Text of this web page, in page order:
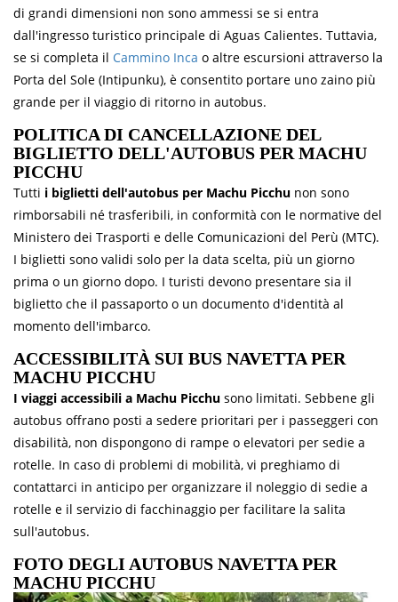
di grandi dimensioni non sono ammessi se si entra
dall'ingresso turistico principale di Aguas Calientes. Tuttavia,
se si completa il Cammino Inca o altre escursioni attraverso la
Porta del Sole (Intipunku), è consentito portare uno zaino più
grande per il viaggio di ritorno in autobus.
POLITICA DI CANCELLAZIONE DEL
BIGLIETTO DELL'AUTOBUS PER MACHU
PICCHU
Tutti i biglietti dell'autobus per Machu Picchu non sono
rimborsabili né trasferibili, in conformità con le normative del
Ministero dei Trasporti e delle Comunicazioni del Perù (MTC).
I biglietti sono validi solo per la data scelta, più un giorno
prima o un giorno dopo. I turisti devono presentare sia il
biglietto che il passaporto o un documento d'identità al
momento dell'imbarco.
ACCESSIBILITÀ SUI BUS NAVETTA PER
MACHU PICCHU
I viaggi accessibili a Machu Picchu sono limitati. Sebbene gli
autobus offrano posti a sedere prioritari per i passeggeri con
disabilità, non dispongono di rampe o elevatori per sedie a
rotelle. In caso di problemi di mobilità, vi preghiamo di
contattarci in anticipo per organizzare il noleggio di sedie a
rotelle e il servizio di facchinaggio per facilitare la salita
sull'autobus.
FOTO DEGLI AUTOBUS NAVETTA PER
MACHU PICCHU